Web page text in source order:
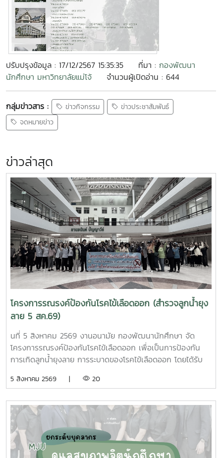
ปรับปรุงข้อมูล : 17/12/2567 15:35:35 ที่มา : กองพัฒนา
นักศึกษา มหาวิทยาลัยแม่โจ้
จำนวนผู้เปิดอ่าน : 644
กลุ่มข่าวสาร : ข่าวกิจกรรม
ข่าวประชาสัมพันธ์
จดหมายข่าว
ข่าวล่าสุด
โครงการรณรงค์ป้องกันโรคไข้เลือดออก (สำรวจลูกน้ำยุง
ลาย 5 สค.69)
นที่ 5 สิงหาคม 2569 งานอนามัย กองพัฒนานักศึกษา จัด
โครงการรณรงค์ป้องกันโรคไข้เลือดออก เพื่อเป็นการป้องกัน
การเกิดลูกน้ำยุงลาย การระบาดของโรคไข้เลือดออก โดยได้รับ
นักศึกษาจิตอาสา ร่วมกันสำรวจทำลายแหล่งเพาะพันธุ์ยุงลาย
มหาวิทยาลัยแม่โจ้ ทั้งนี้ได้รับความอนุเคราะห์รถรับนักศึกษาจาก
กองกายภาพและสิ่งแวดล้อม
5 สิงหาคม 2569 | 20